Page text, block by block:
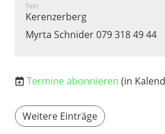
Text
Kerenzerberg
Myrta Schnider 079 318 49 44
Termine abonnieren (in
Weitere Einträge